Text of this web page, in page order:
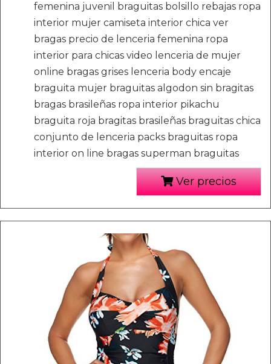
femenina juvenil braguitas bolsillo rebajas ropa
interior mujer camiseta interior chica ver
bragas precio de lenceria femenina ropa
interior para chicas video lenceria de mujer
online bragas grises lenceria body encaje
braguita mujer braguitas algodon sin bragitas
bragas brasileñas ropa interior pikachu
braguita roja bragitas brasileñas braguitas chica
conjunto de lenceria packs braguitas ropa
interior on line bragas superman braguitas
Ver precios